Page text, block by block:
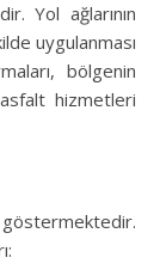
Yol ağlarının
uygulanması
bölgenin
asfalt hizmetleri
göstermektedir.